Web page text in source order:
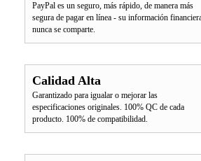
PayPal es un seguro, más rápido, de manera más
segura de pagar en línea - su información
nunca se comparte.
Calidad Alta
Garantizado para igualar o mejorar las
especificaciones originales. 100% QC de cada
producto. 100% de compatibilidad.